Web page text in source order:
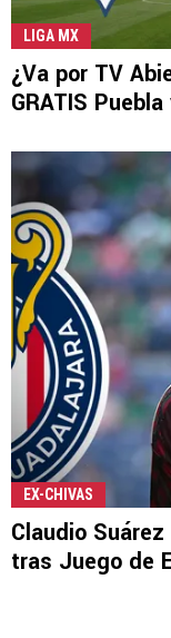
LIGA MX
¿Va por TV
GRATIS
EX-CHIVAS
Claudio
tras Juego de